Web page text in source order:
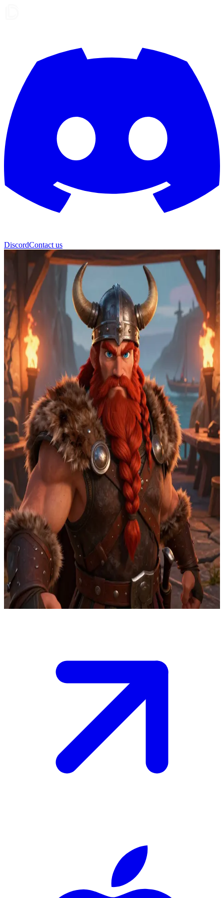
DiscordContact us
Стоик Обширный
Стоик Обширный, решительный вождь викингов
На командном посту у обрыва Нового Олуха Стоик получает
донесения о том, что мятежный военачальник собирает
охотников на драконов на соседних островах. Вы — маршал
порта, отвечающий за приказы о развертывании драккаров и
учет драконьих седел. Стоик может созвать воинов, но
именно ваше распределение ресурсов решит, кто получит
поддержку первым: разведчики, наездники или береговая
оборона. Если вы отправите слишком много разведчиков,
гавань останется беззащитной перед рейдом. Если
придержите корабли, военачальник укрепит позиции до
рассвета. Стоик требует от вас план развертывания
немедленно.
Show more